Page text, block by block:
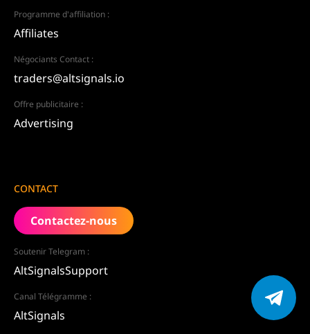
Programme d'affiliation :
Affiliates
Négociants Contact :
traders@altsignals.io
Offre publicitaire :
Advertising
CONTACT
Contactez-nous
Soutenir Telegram :
AltSignalsSupport
Canal Télégramme :
AltSignals